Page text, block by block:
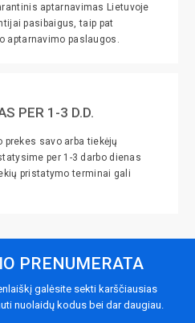
aptarnavimas Lietuvoje
pasibaigus, taip pat
paslaugos.
PER 1-3 D.D.
savo arba tiekėjų
per 1-3 darbo dienas
pristatymo terminai gali
PRENUMERATA
galėsite sekti karščiausias
nuolaidų kodus bei dar daugiau.